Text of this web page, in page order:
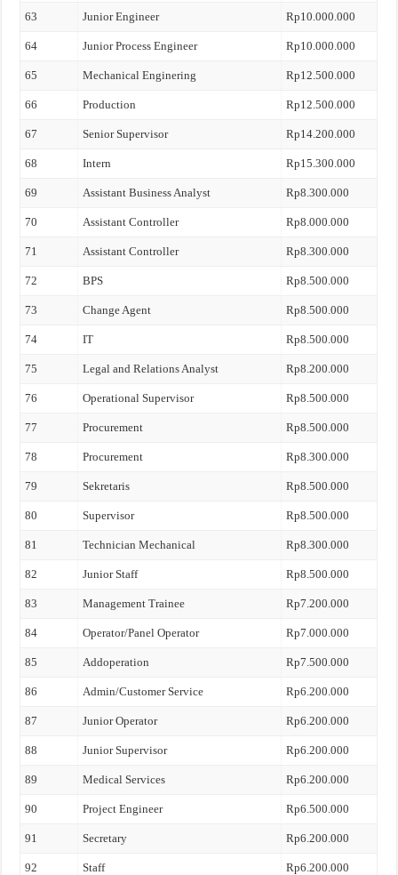
63 Junior Engineer Rp10.000.000
64 Junior Process Engineer Rp10.000.000
65 Mechanical Enginering Rp12.500.000
66 Production Rp12.500.000
67 Senior Supervisor Rp14.200.000
68 Intern Rp15.300.000
69 Assistant Business Analyst Rp8.300.000
70 Assistant Controller Rp8.000.000
71 Assistant Controller Rp8.300.000
72 BPS Rp8.500.000
73 Change Agent Rp8.500.000
74 IT Rp8.500.000
75 Legal and Relations Analyst Rp8.200.000
76 Operational Supervisor Rp8.500.000
77 Procurement Rp8.500.000
78 Procurement Rp8.300.000
79 Sekretaris Rp8.500.000
80 Supervisor Rp8.500.000
81 Technician Mechanical Rp8.300.000
82 Junior Staff Rp8.500.000
83 Management Trainee Rp7.200.000
84 Operator/Panel Operator Rp7.000.000
85 Addoperation Rp7.500.000
86 Admin/Customer Service Rp6.200.000
87 Junior Operator Rp6.200.000
88 Junior Supervisor Rp6.200.000
89 Medical Services Rp6.200.000
90 Project Engineer Rp6.500.000
91 Secretary Rp6.200.000
92 Staff Rp6.200.000